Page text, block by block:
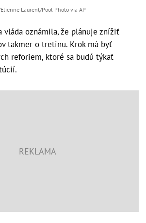
Etienne Laurent/Pool Photo via AP
vláda oznámila, že plánuje znížiť
takmer o tretinu. Krok má byť
reforiem, ktoré sa budú týkať